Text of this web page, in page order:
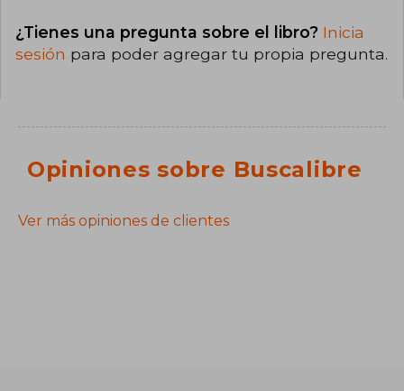
¿Tienes una pregunta sobre el libro? Inicia
sesión para poder agregar tu propia pregunta.
Opiniones sobre Buscalibre
Ver más opiniones de clientes